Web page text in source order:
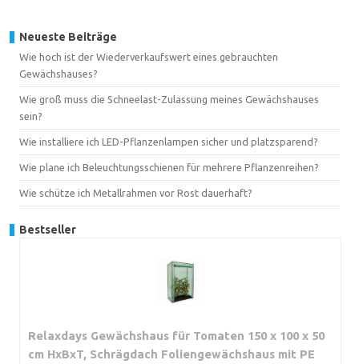
Neueste Beiträge
Wie hoch ist der Wiederverkaufswert eines gebrauchten
Gewächshauses?
Wie groß muss die Schneelast-Zulassung meines Gewächshauses
sein?
Wie installiere ich LED-Pflanzenlampen sicher und platzsparend?
Wie plane ich Beleuchtungsschienen für mehrere Pflanzenreihen?
Wie schütze ich Metallrahmen vor Rost dauerhaft?
Bestseller
Relaxdays Gewächshaus für Tomaten 150 x 100 x 50
cm HxBxT, Schrägdach Foliengewächshaus mit PE